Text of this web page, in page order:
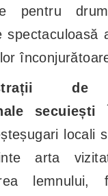
pentru
spectaculoasă
de
secuiești
locali
arta